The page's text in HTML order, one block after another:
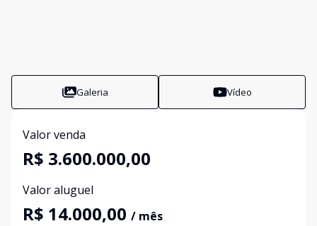
Galeria Vídeo
Valor venda
R$ 3.600.000,00
Valor aluguel
R$ 14.000,00 / mês